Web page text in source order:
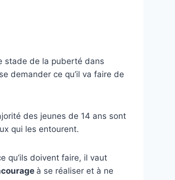
stade de la puberté dans
demander ce qu’il va faire de
des jeunes de 14 ans sont
qui les entourent.
qu’ils doivent faire, il vaut
à se réaliser et à ne